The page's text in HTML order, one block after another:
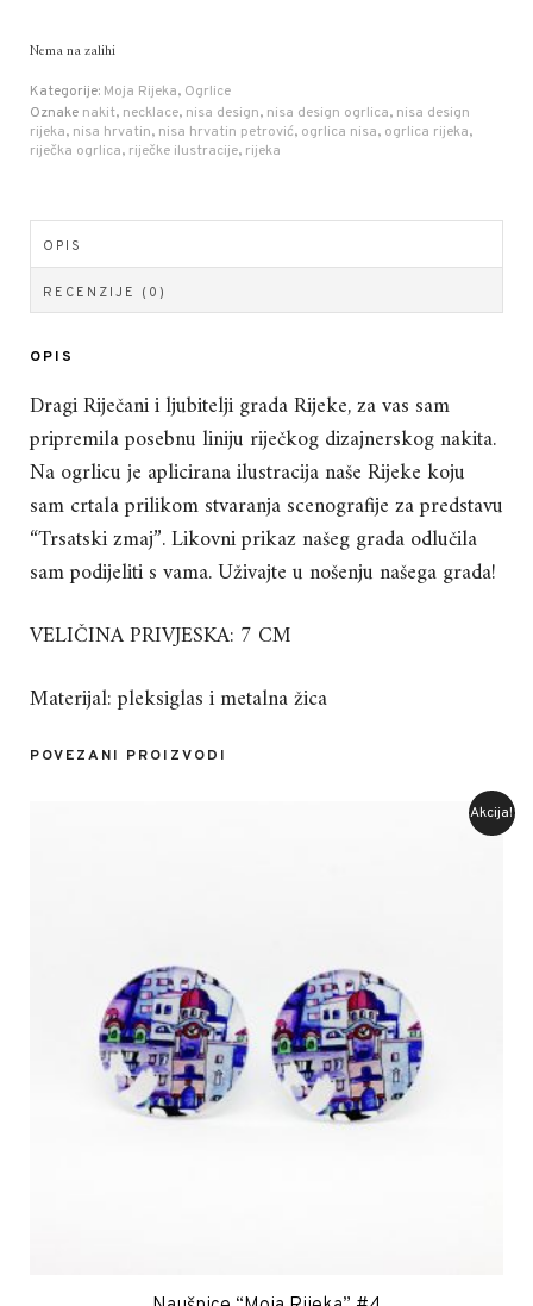
Nema na zalihi
Kategorije: Moja Rijeka, Ogrlice
Oznake nakit, necklace, nisa design, nisa design ogrlica, nisa design
rijeka, nisa hrvatin, nisa hrvatin petrović, ogrlica nisa, ogrlica rijeka,
riječka ogrlica, riječke ilustracije, rijeka
OPIS
RECENZIJE (0)
OPIS
Dragi Riječani i ljubitelji grada Rijeke, za vas sam
pripremila posebnu liniju riječkog dizajnerskog nakita.
Na ogrlicu je aplicirana ilustracija naše Rijeke koju
sam crtala prilikom stvaranja scenografije za predstavu
“Trsatski zmaj”. Likovni prikaz našeg grada odlučila
sam podijeliti s vama. Uživajte u nošenju našega grada!
VELIČINA PRIVJESKA: 7 CM
Materijal: pleksiglas i metalna žica
POVEZANI PROIZVODI
Akcija!